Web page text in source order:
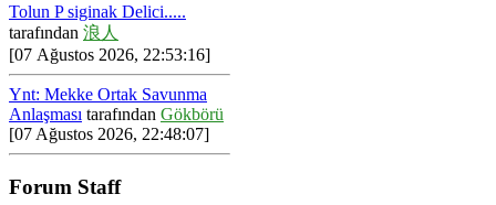
Tolun P siginak Delici.....
tarafından 浪人
[07 Ağustos 2026, 22:53:16]
Ynt: Mekke Ortak Savunma
Anlaşması tarafından Gökbörü
[07 Ağustos 2026, 22:48:07]
Forum Staff